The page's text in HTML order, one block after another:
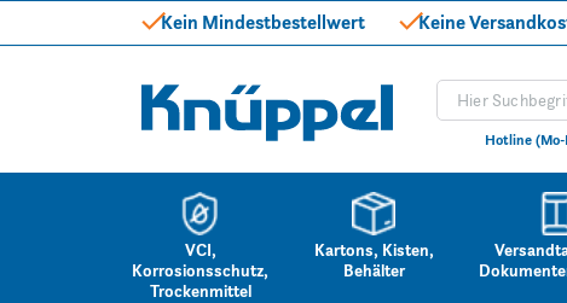
Kein Mindestbestellwert Keine
Knüppel
Produkt suchen
Hotline
VCI,
Korrosionsschutz,
Trockenmittel
Kartons, Kisten,
Behälter